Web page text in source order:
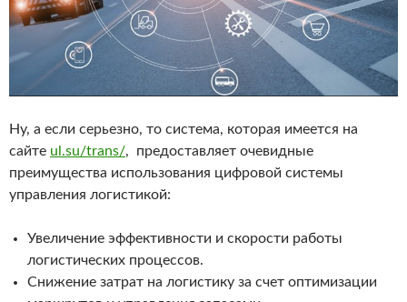
Ну, а если серьезно, то система, которая имеется на
сайте ul.su/trans/, предоставляет очевидные
преимущества использования цифровой системы
управления логистикой:
Увеличение эффективности и скорости работы
логистических процессов.
Снижение затрат на логистику за счет оптимизации